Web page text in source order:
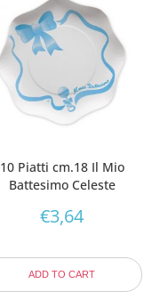
10 Piatti cm.18 Il Mio
Battesimo Celeste
€3,64
ADD TO CART